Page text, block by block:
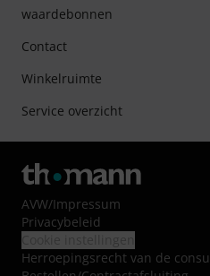
waardebonnen
Contact
Winkelruimte
Service overzicht
AVW/Impressum
Privacybeleid
Herroepingsrecht van de